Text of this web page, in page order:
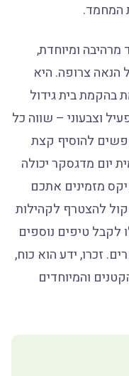
המחמד.
ומיוחדת,
צרופה. היא
בית גידול
וצבעוני – שווה כל
להוסיף קצת
יום מדגסקר יכולה
מזמינים אתכם
להצטרף לקהילות
טיפים נוספים
זכרו, ידע הוא כוח,
והמיוחדים